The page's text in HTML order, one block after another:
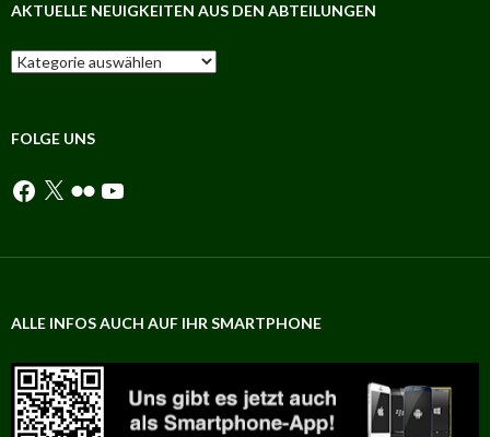
AKTUELLE NEUIGKEITEN AUS DEN ABTEILUNGEN
Aktuelle
Neuigkeiten
Abteilungen
FOLGE UNS
Facebook
X FlickrYouTube
ALLE INFOS AUCH AUF IHR SMARTPHONE